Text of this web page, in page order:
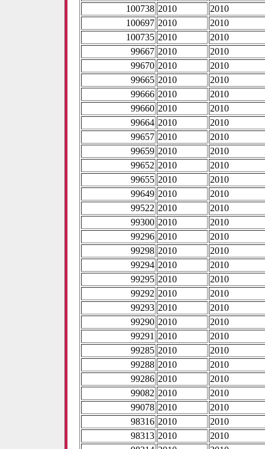
100738 2010
2010
100697 2010
2010
100735 2010
2010
99667 2010
2010
99670 2010
2010
99665 2010
2010
99666 2010
2010
99660 2010
2010
99664 2010
2010
99657 2010
2010
99659 2010
2010
99652 2010
2010
99655 2010
2010
99649 2010
2010
99522 2010
2010
99300 2010
2010
99296 2010
2010
99298 2010
2010
99294 2010
2010
99295 2010
2010
99292 2010
2010
99293 2010
2010
99290 2010
2010
99291 2010
2010
99285 2010
2010
99288 2010
2010
99286 2010
2010
99082 2010
2010
99078 2010
2010
98316 2010
2010
98313 2010
2010